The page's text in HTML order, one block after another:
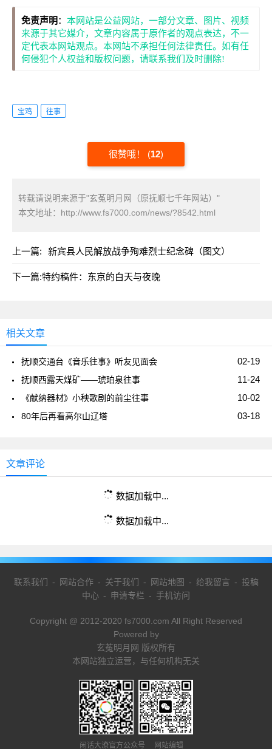
免责声明 ： 本网站是公益网站，一部分文章、图片、视频
来源于其它媒介，文章内容属于原作者的观点表达，不一
定代表本网站观点。本网站不承担任何法律责任。如有任
何侵犯个人权益和版权问题，请联系我们及时删除!
宝鸡 往事
很赞哦！ (12)
转载请说明来源于"玄菟明月网（原抚顺七千年网站）"
本文地址： http://www.fs7000.com/news/?8542.html
上一篇: 新宾县人民解放战争殉难烈士纪念碑（图文）
下一篇:特约稿件：东京的白天与夜晚
相关文章
02-19
抚顺交通台《音乐往事》听友见面会
11-24
抚顺西露天煤矿——琥珀泉往事
10-02
《献纳器材》小秧歌剧的前尘往事
03-18
80年后再看高尔山辽塔
文章评论
数据加载中...
数据加载中...
联系我们 - 网站合作- 关于我们 - 网站地图 - 给我留言 - 投稿
中心 - 申请专栏 - 手机访问
Copyright @ 2012-2020 fs7000.com All Right Reserved
Powered by
玄菟明月网 版权所有
本网站独立运营，与任何机构无关
闲话大潦官方公众号 网站编辑